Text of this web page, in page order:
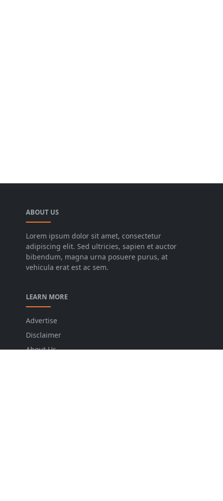
ABOUT US
Lorem ipsum dolor sit amet, consectetur
adipiscing elit. Sed ultricies, sapien et auctor
bibendum, magna urna posuere purus, at
vehicula erat est ac sem.
LEARN MORE
Advertise
Disclaimer
About Us